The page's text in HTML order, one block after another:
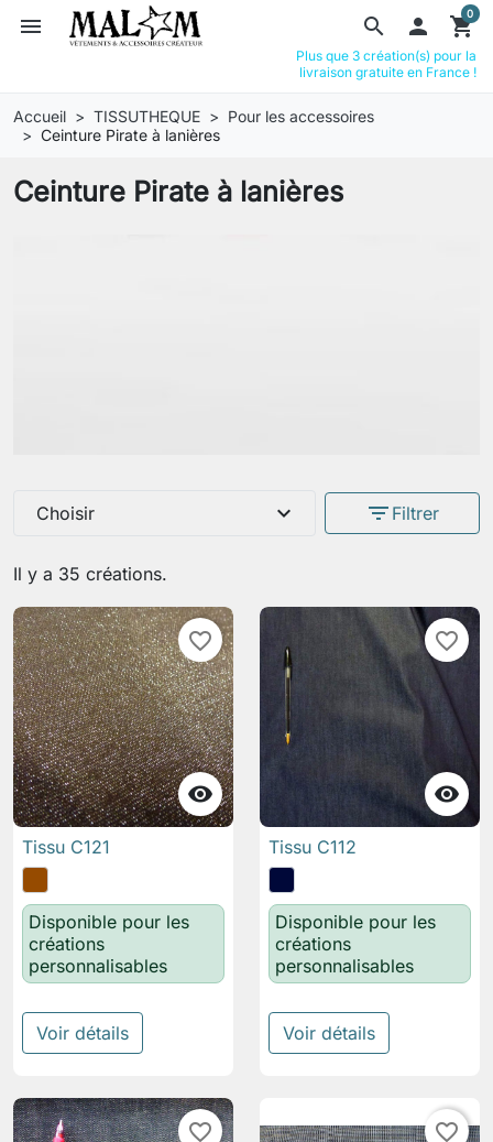
search
menu  shopping_cart
0
Plus que 3 création(s) pour la
livraison gratuite en France !
Accueil TISSUTHEQUE
Pour les accessoires
Ceinture Pirate à lanières
Ceinture Pirate à lanières
Il y a 35 créations.
Choisir expand_more filter_list Filtrer

favorite_border
Tissu C121
Disponible pour les
créations
personnalisables
Voir détails

favorite_border
Tissu C112
Disponible pour les
créations
personnalisables
Voir détails
favorite_border favorite_border